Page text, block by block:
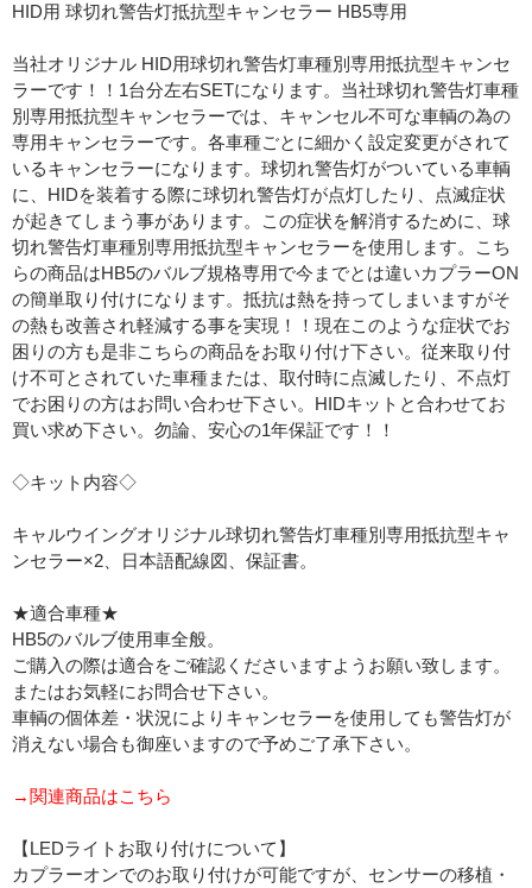
HID用 球切れ警告灯抵抗型キャンセラー HB5専用
当社オリジナル HID用球切れ警告灯車種別専用抵抗型キャンセ
ラーです！！1台分左右SETになります。当社球切れ警告灯車種
別専用抵抗型キャンセラーでは、キャンセル不可な車輌の為の
専用キャンセラーです。各車種ごとに細かく設定変更がされて
いるキャンセラーになります。球切れ警告灯がついている車輌
に、HIDを装着する際に球切れ警告灯が点灯したり、点滅症状
が起きてしまう事があります。この症状を解消するために、球
切れ警告灯車種別専用抵抗型キャンセラーを使用します。こち
らの商品はHB5のバルブ規格専用で今までとは違いカプラーON
の簡単取り付けになります。抵抗は熱を持ってしまいますがそ
の熱も改善され軽減する事を実現！！現在このような症状でお
困りの方も是非こちらの商品をお取り付け下さい。従来取り付
け不可とされていた車種または、取付時に点滅したり、不点灯
でお困りの方はお問い合わせ下さい。HIDキットと合わせてお
買い求め下さい。勿論、安心の1年保証です！！
◇キット内容◇
キャルウイングオリジナル球切れ警告灯車種別専用抵抗型キャ
ンセラー×2、日本語配線図、保証書。
★適合車種★
HB5のバルブ使用車全般。
ご購入の際は適合をご確認くださいますようお願い致します。
またはお気軽にお問合せ下さい。
車輌の個体差・状況によりキャンセラーを使用しても警告灯が
消えない場合も御座いますので予めご了承下さい。
→関連商品はこちら
【LEDライトお取り付けについて】
カプラーオンでのお取り付けが可能ですが、センサーの移植・